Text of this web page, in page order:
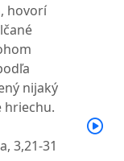
hovorí
nijaký
hriechu.
3,21-31